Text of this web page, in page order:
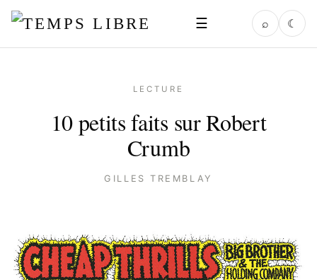
☰ ⌕ ☾
LECTURE
10 petits faits sur Robert
Crumb
GILLES TREMBLAY